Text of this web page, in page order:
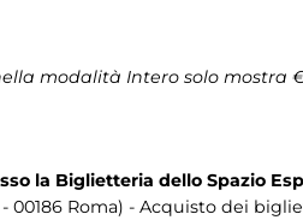
modalità Intero solo mostra €
la Biglietteria dello Spazio
- 00186 Roma) - Acquisto dei